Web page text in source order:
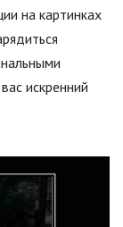
на картинках
искренний